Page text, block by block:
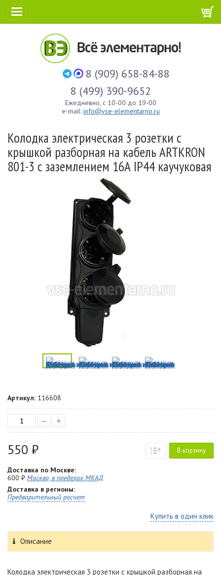
8 (909) 658-84-88
8 (499) 390-9652
Ежедневно, с 10-00 до 19-00
e-mail: info@vse-elementarno.ru
Колодка электрическая 3 розетки с
крышкой разборная на кабель ARTKRON
801-3 с заземлением 16А IP44 каучуковая
Артикул: 116608
– +
550 ₽ В корзину
Доставка по Москве:
600 ₽ Москва, в пределах МКАД
Доставка в регионы:
Предварительный расчет
Купить в один клик
Описание
Колодка электрическая 3 розетки с крышкой разборная на